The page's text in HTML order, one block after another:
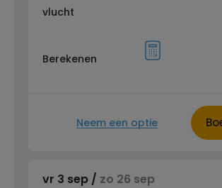
vlucht
Berekenen
Neem een optie
vr 3 sep / zo 26 sep